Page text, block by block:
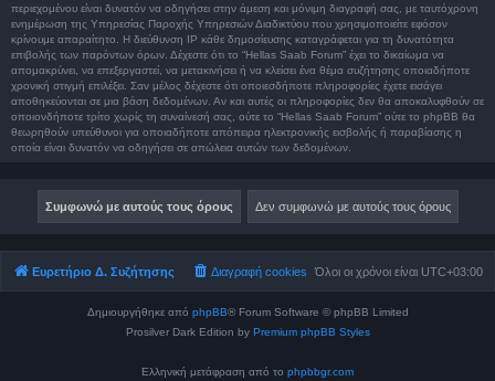
περιεχομένου είναι δυνατόν να οδηγήσει στην άμεση και μόνιμη διαγραφή σας, με ταυτόχρονη
ενημέρωση της Υπηρεσίας Παροχής Υπηρεσιών Διαδικτύου που χρησιμοποιείτε εφόσον
κρίνουμε απαραίτητο. Η διεύθυνση IP κάθε δημοσίευσης καταγράφεται για τη δυνατότητα
επιβολής των παρόντων όρων. Δέχεστε ότι το “Hellas Saab Forum” έχει το δικαίωμα να
απομακρύνει, να επεξεργαστεί, να μετακινήσει ή να κλείσει ένα θέμα συζήτησης οποιαδήποτε
χρονική στιγμή επιλέξει. Σαν μέλος δέχεστε ότι οποιεσδήποτε πληροφορίες έχετε εισάγει
αποθηκεύονται σε μια βάση δεδομένων. Αν και αυτές οι πληροφορίες δεν θα αποκαλυφθούν σε
οποιονδήποτε τρίτο χωρίς τη συναίνεσή σας, ούτε το “Hellas Saab Forum” ούτε το phpBB θα
θεωρηθούν υπεύθυνοι για οποιαδήποτε απόπειρα ηλεκτρονικής εισβολής ή παραβίασης η
οποία είναι δυνατόν να οδηγήσει σε απώλεια αυτών των δεδομένων.
Ευρετήριο Δ. Συζήτησης Όλοι οι χρόνοι είναι UTC+03:00
Διαγραφή cookies
Δημιουργήθηκε από phpBB® Forum Software © phpBB Limited
Prosilver Dark Edition by Premium phpBB Styles
Ελληνική μετάφραση από το phpbbgr.com